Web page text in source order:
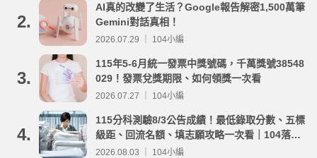
2.
AI真的改變了生活？Google報告解密1,500萬筆
Gemini對話真相！
2026.07.29 ｜ 104小編
3.
115年5-6月統一發票中獎號碼，千萬獎號38548
029！發票兌獎期限、如何領獎一次看
2026.07.27 ｜ 104小編
4.
115分科測驗8/3公告成績！最低錄取分數、五標
級距、回流名額、填志願攻略一次看｜104落點
分析
2026.08.03 ｜ 104小編